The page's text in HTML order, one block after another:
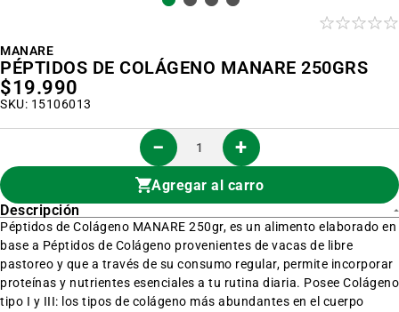
MANARE
$19.990
SKU: 15106013
PÉPTIDOS DE COLÁGENO MANARE 250GRS
Agregar al carro
Descripción
Péptidos de Colágeno MANARE 250gr, es un alimento elaborado en
base a Péptidos de Colágeno provenientes de vacas de libre
pastoreo y que a través de su consumo regular, permite incorporar
proteínas y nutrientes esenciales a tu rutina diaria. Posee Colágeno
tipo I y III: los tipos de colágeno más abundantes en el cuerpo
inicio
de
la
galería
de
imágenes